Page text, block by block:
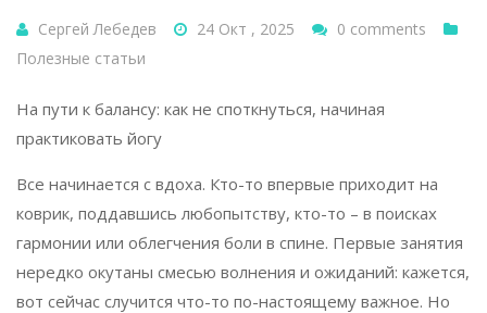
Сергей Лебедев 24 Окт , 2025
0 comments
Полезные статьи
На пути к балансу: как не споткнуться, начиная
практиковать йогу
Все начинается с вдоха. Кто-то впервые приходит на
коврик, поддавшись любопытству, кто-то – в поисках
гармонии или облегчения боли в спине. Первые занятия
нередко окутаны смесью волнения и ожиданий: кажется,
вот сейчас случится что-то по-настоящему важное. Но